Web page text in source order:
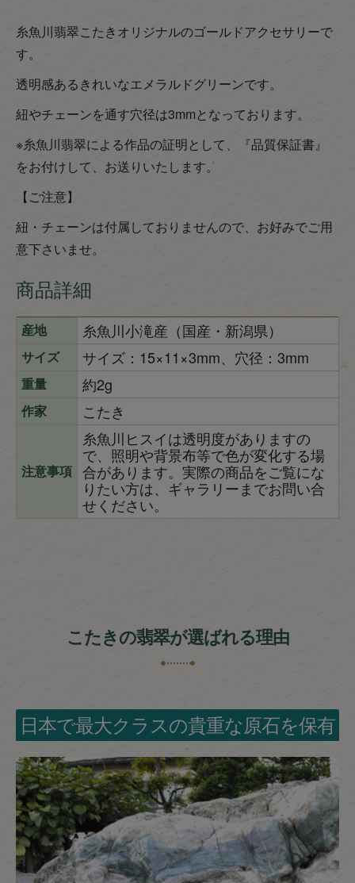
糸魚川翡翠こたきオリジナルのゴールドアクセサリーで
す。
透明感あるきれいなエメラルドグリーンです。
紐やチェーンを通す穴径は3mmとなっております。
※糸魚川翡翠による作品の証明として、『品質保証書』
をお付けして、お送りいたします。
【ご注意】
紐・チェーンは付属しておりませんので、お好みでご用
意下さいませ。
商品詳細
産地 糸魚川小滝産（国産・新潟県）
サイズ サイズ：15×11×3mm、穴径：3mm
重量 約2g
作家 こたき
注意事項
糸魚川ヒスイは透明度がありますの
で、照明や背景布等で色が変化する場
合があります。実際の商品をご覧にな
りたい方は、ギャラリーまでお問い合
せください。
こたきの翡翠が選ばれる理由
日本で最大クラスの貴重な原石を保有